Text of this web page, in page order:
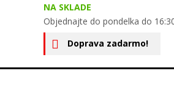
NA SKLADE
Objednajte do pondelka do
Doprava zadarmo!